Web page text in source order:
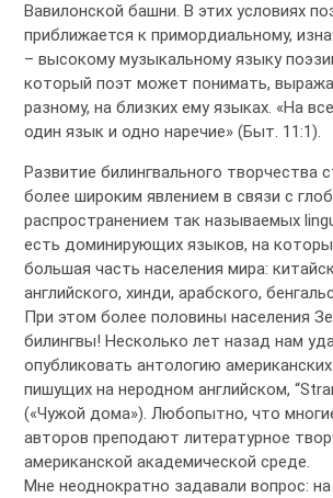
Вавилонской башни. В этих условиях
приближается к примордиальному,
– высокому музыкальному языку
который поэт может понимать,
разному, на близких ему языках. «На
один язык и одно наречие» (Быт. 11:1).
Развитие билингвального творчества
более широким явлением в связи с
распространением так называемых
есть доминирующих языков, на
большая часть населения мира:
английского, хинди, арабского,
При этом более половины населения
билингвы! Несколько лет назад нам
опубликовать антологию
пишущих на неродном английском,
(«Чужой дома»). Любопытно, что
авторов преподают литературное
американской академической среде.
Мне неоднократно задавали вопрос: